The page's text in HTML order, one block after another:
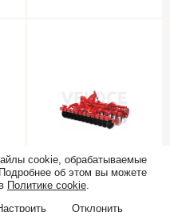
Фиксированная и
складная дисковая
борона VELOCE
cookie, обрабатываемые
об этом вы можете
Политике cookie.
Отклонить